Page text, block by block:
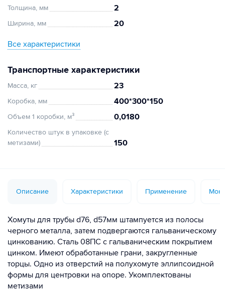
Толщина, мм 2
Ширина, мм 20
Все характеристики
Транспортные характеристики
Масса, кг 23
Коробка, мм 400*300*150
Объем 1 коробки, м³ 0,0180
Количество штук в упаковке (с
метизами)
150
Описание Характеристики Применение
Хомуты для трубы d76, d57мм штампуется из полосы
черного металла, затем подвергаются гальваническому
цинкованию. Сталь 08ПС с гальваническим покрытием
цинком. Имеют обработанные грани, закругленные
торцы. Одно из отверстий на полухомуте эллипсоидной
формы для центровки на опоре. Укомплектованы
метизами